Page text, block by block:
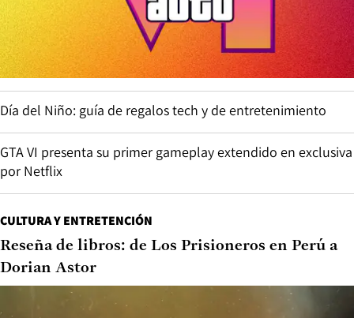
Día del Niño: guía de regalos tech y de entretenimiento
GTA VI presenta su primer gameplay extendido en exclusiva
por Netflix
CULTURA Y ENTRETENCIÓN
Reseña de libros: de Los Prisioneros en Perú a
Dorian Astor